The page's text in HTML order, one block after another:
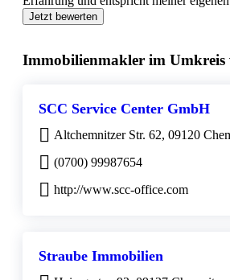
Jetzt bewerten
Immobilienmakler im Umkreis
SCC Service Center GmbH
Altchemnitzer Str. 62, 09120
(0700) 99987654
http://www.scc-office.com
Straube Immobilien